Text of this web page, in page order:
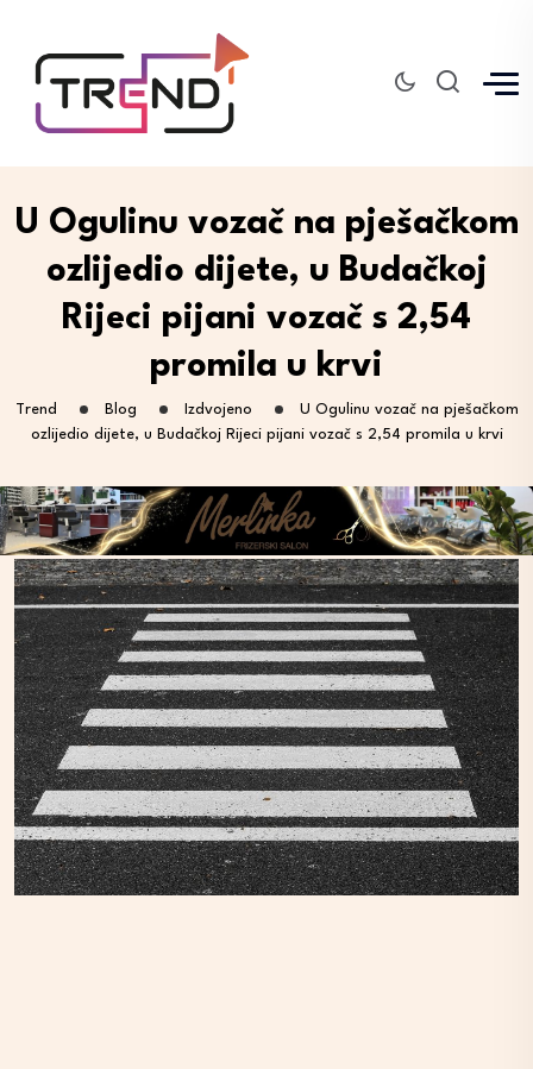
U Ogulinu vozač na pješačkom
ozlijedio dijete, u Budačkoj
Rijeci pijani vozač s 2,54
promila u krvi
Trend Blog Izdvojeno
U Ogulinu vozač na pješačkom
ozlijedio dijete, u Budačkoj Rijeci pijani vozač s 2,54 promila u krvi